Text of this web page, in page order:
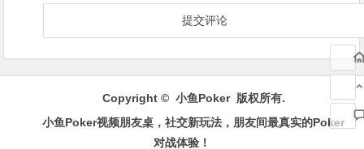
Copyright © 小鱼Poker版权所有.
小鱼Poker视频朋友桌，社交新玩法，朋友间最真实的Poker
对战体验！